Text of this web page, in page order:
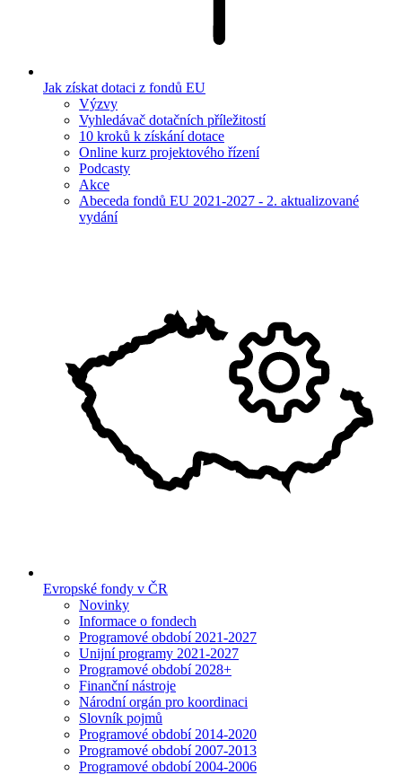
Jak získat dotaci z fondů EU
Výzvy
Vyhledávač dotačních příležitostí
10 kroků k získání dotace
Online kurz projektového řízení
Podcasty
Akce
Abeceda fondů EU 2021-2027 - 2. aktualizované
vydání
Evropské fondy v ČR
Novinky
Informace o fondech
Programové období 2021-2027
Unijní programy 2021-2027
Programové období 2028+
Finanční nástroje
Národní orgán pro koordinaci
Slovník pojmů
Programové období 2014-2020
Programové období 2007-2013
Programové období 2004-2006